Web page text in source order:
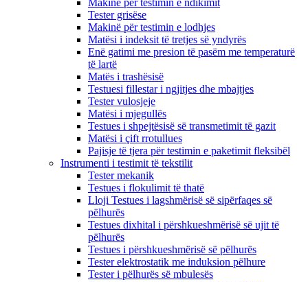
Makinë për testimin e ndikimit
Tester grisëse
Makinë për testimin e lodhjes
Matësi i indeksit të tretjes së yndyrës
Enë gatimi me presion të pasëm me temperaturë
të lartë
Matës i trashësisë
Testuesi fillestar i ngjitjes dhe mbajtjes
Tester vulosjeje
Matësi i mjegullës
Testues i shpejtësisë së transmetimit të gazit
Matësi i çift rrotullues
Pajisje të tjera për testimin e paketimit fleksibël
Instrumenti i testimit të tekstilit
Tester mekanik
Testues i flokulimit të thatë
Lloji Testues i lagshmërisë së sipërfaqes së
pëlhurës
Testues dixhital i përshkueshmërisë së ujit të
pëlhurës
Testues i përshkueshmërisë së pëlhurës
Tester elektrostatik me induksion pëlhure
Tester i pëlhurës së mbulesës